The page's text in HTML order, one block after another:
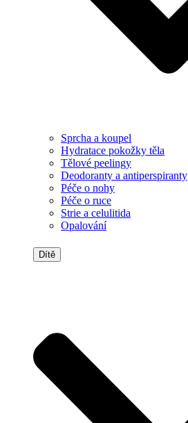
Sprcha a koupel
Hydratace pokožky těla
Tělové peelingy
Deodoranty a antiperspiranty
Péče o nohy
Péče o ruce
Strie a celulitida
Opalování
Dítě